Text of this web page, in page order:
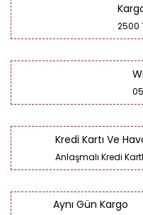
2500
Kredi Kartı Ve
Anlaşmalı Kredi
Aynı Gün Kargo